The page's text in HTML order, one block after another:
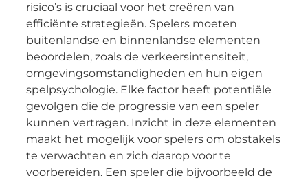
risico’s is cruciaal voor het creëren van
efficiënte strategieën. Spelers moeten
buitenlandse en binnenlandse elementen
beoordelen, zoals de verkeersintensiteit,
omgevingsomstandigheden en hun eigen
spelpsychologie. Elke factor heeft potentiële
gevolgen die de progressie van een speler
kunnen vertragen. Inzicht in deze elementen
maakt het mogelijk voor spelers om obstakels
te verwachten en zich daarop voor te
voorbereiden. Een speler die bijvoorbeeld de